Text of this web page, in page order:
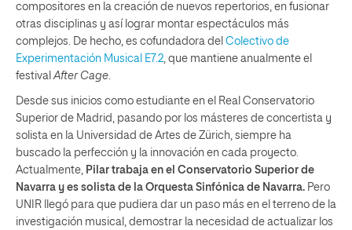
compositores en la creación de nuevos repertorios, en fusionar
otras disciplinas y así lograr montar espectáculos más
complejos. De hecho, es cofundadora del Colectivo de
Experimentación Musical E7.2 , que mantiene anualmente el
festival After Cage
Desde sus inicios como estudiante en el Real Conservatorio
Superior de Madrid, pasando por los másteres de concertista y
solista en la Universidad de Artes de Zürich, siempre ha
buscado la perfección y la innovación en cada proyecto.
Actualmente, Pilar trabaja en el Conservatorio Superior de
Navarra y es solista de la Orquesta Sinfónica de Navarra. Pero
UNIR llegó para que pudiera dar un paso más en el terreno de la
investigación musical, demostrar la necesidad de actualizar los